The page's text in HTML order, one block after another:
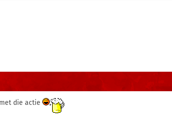
die actie